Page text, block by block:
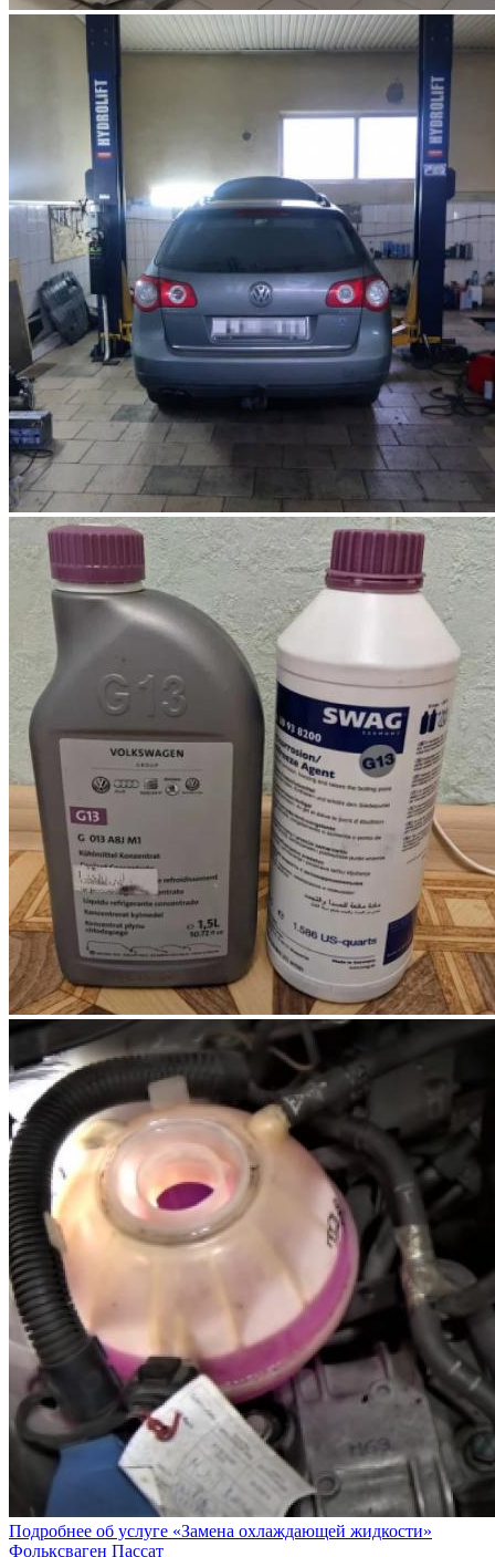
Подробнее об услуге «Замена охлаждающей жидкости»
Фольксваген Пассат